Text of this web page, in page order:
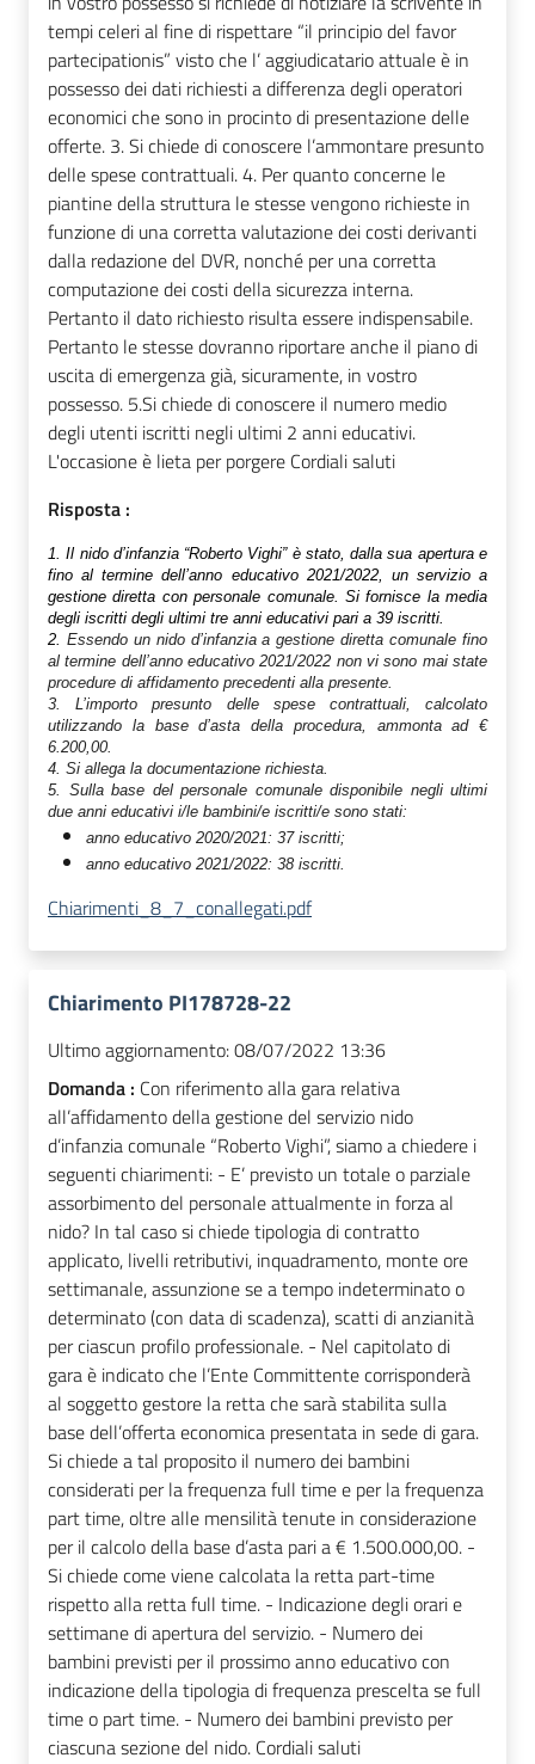
tempi celeri al fine di rispettare “il principio del favor
partecipationis” visto che l’ aggiudicatario attuale è in
possesso dei dati richiesti a differenza degli operatori
economici che sono in procinto di presentazione delle
offerte. 3. Si chiede di conoscere l’ammontare presunto
delle spese contrattuali. 4. Per quanto concerne le
piantine della struttura le stesse vengono richieste in
funzione di una corretta valutazione dei costi derivanti
dalla redazione del DVR, nonché per una corretta
computazione dei costi della sicurezza interna.
Pertanto il dato richiesto risulta essere indispensabile.
Pertanto le stesse dovranno riportare anche il piano di
uscita di emergenza già, sicuramente, in vostro
possesso. 5.Si chiede di conoscere il numero medio
degli utenti iscritti negli ultimi 2 anni educativi.
L'occasione è lieta per porgere Cordiali saluti
Risposta :
1. Il nido d’infanzia “Roberto Vighi” è stato, dalla sua apertura e
fino al termine dell’anno educativo 2021/2022, un servizio a
gestione diretta con personale comunale. Si fornisce la media
degli iscritti degli ultimi tre anni educativi pari a 39 iscritti.
2. Essendo un nido d’infanzia a gestione diretta comunale fino
al termine dell’anno educativo 2021/2022 non vi sono mai state
procedure di affidamento precedenti alla presente.
3. L’importo presunto delle spese contrattuali, calcolato
utilizzando la base d’asta della procedura, ammonta ad €
6.200,00.
4. Si allega la documentazione richiesta.
5. Sulla base del personale comunale disponibile negli ultimi
due anni educativi i/le bambini/e iscritti/e sono stati:
anno educativo 2020/2021: 37 iscritti;
anno educativo 2021/2022: 38 iscritti.
Chiarimenti_8_7_conallegati.pdf
Chiarimento PI178728-22
Ultimo aggiornamento:08/07/2022 13:36
Domanda : Con riferimento alla gara relativa
all’affidamento della gestione del servizio nido
d’infanzia comunale “Roberto Vighi”, siamo a chiedere i
seguenti chiarimenti: - E’ previsto un totale o parziale
assorbimento del personale attualmente in forza al
nido? In tal caso si chiede tipologia di contratto
applicato, livelli retributivi, inquadramento, monte ore
settimanale, assunzione se a tempo indeterminato o
determinato (con data di scadenza), scatti di anzianità
per ciascun profilo professionale. - Nel capitolato di
gara è indicato che l’Ente Committente corrisponderà
al soggetto gestore la retta che sarà stabilita sulla
base dell’offerta economica presentata in sede di gara.
Si chiede a tal proposito il numero dei bambini
considerati per la frequenza full time e per la frequenza
part time, oltre alle mensilità tenute in considerazione
per il calcolo della base d’asta pari a € 1.500.000,00. -
Si chiede come viene calcolata la retta part-time
rispetto alla retta full time. - Indicazione degli orari e
settimane di apertura del servizio. - Numero dei
bambini previsti per il prossimo anno educativo con
indicazione della tipologia di frequenza prescelta se full
time o part time. - Numero dei bambini previsto per
ciascuna sezione del nido. Cordiali saluti